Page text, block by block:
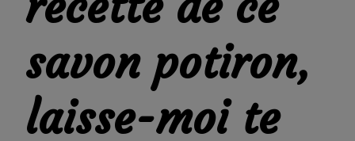
savon potiron,
laisse-moi te